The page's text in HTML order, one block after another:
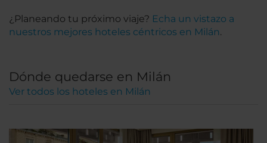
¿Planeando tu próximo viaje? Echa un vistazo a
nuestros mejores hoteles céntricos en Milán.
Dónde quedarse en Milán
Ver todos los hoteles en Milán